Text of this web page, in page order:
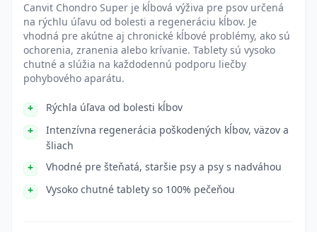
Canvit Chondro Super je kĺbová výživa pre psov určená
na rýchlu úľavu od bolesti a regeneráciu kĺbov. Je
vhodná pre akútne aj chronické kĺbové problémy, ako sú
ochorenia, zranenia alebo krívanie. Tablety sú vysoko
chutné a slúžia na každodennú podporu liečby
pohybového aparátu.
Rýchla úľava od bolesti kĺbov
Intenzívna regenerácia poškodených kĺbov, väzov a
šliach
Vhodné pre šteňatá, staršie psy a psy s nadváhou
Vysoko chutné tablety so 100% pečeňou